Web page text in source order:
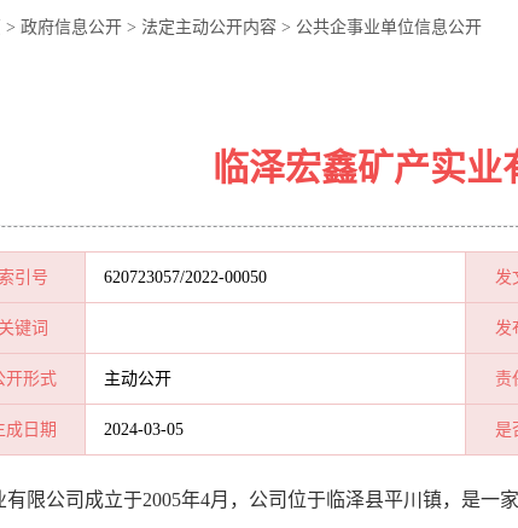
> 政府信息公开 > 法定主动公开内容 > 公共企事业单位信息公开
临泽宏鑫矿产实
索引号 620723057/2022-00050 发
关键词 发
开形式 主动公开 责
成日期 2024-03-05 是
有限公司成立于2005年4月，公司位于临泽县平川镇，是一